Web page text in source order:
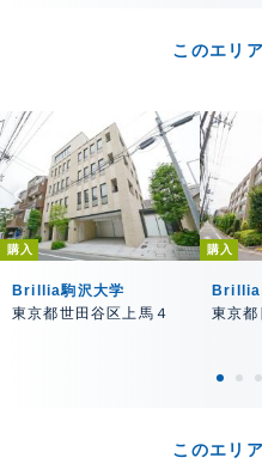
このエリ
購入
Brillia駒沢大学
東京都世田谷区上馬４
購入
Brillia
東京都
このエリ